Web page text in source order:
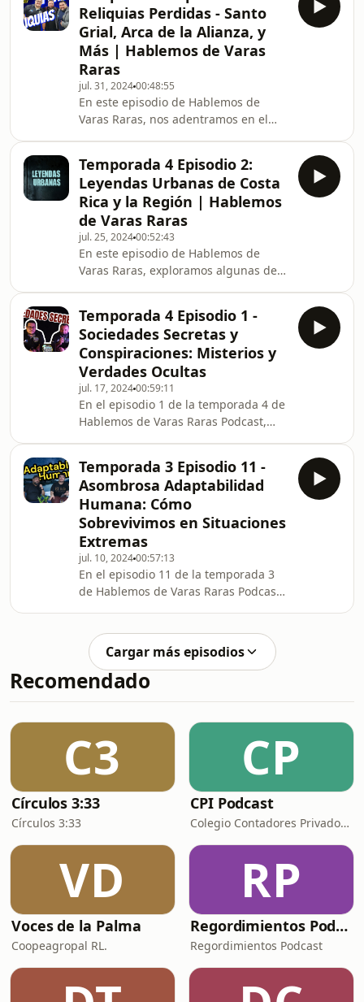
teorías, historias y la ciencia detrás de
esta fascinante idea. Únete a nosotros
para un viaje a través del tiempo y
descubre lo que podría ser posible.
¡No te lo pierdas! Suscríbete para más
contenido interesante.
Reliquias Perdidas - Santo
Grial, Arca de la Alianza, y
Más | Hablemos de Varas
Raras
jul. 31, 202400:48:55
En este episodio de Hablemos de
Varas Raras, nos adentramos en el
los secretos del Santo Grial, el Arca de
la Alianza, la Lanza del Destino y
muchas más. Acompáñanos en un
viaje fascinante a través de mitos y
leyendas. ¡No te lo pierdas! Suscríbete
y comparte tu opinión en los
comentarios
Temporada 4 Episodio 2:
Leyendas Urbanas de Costa
Rica y la Región | Hablemos
de Varas Raras
jul. 25, 202400:52:43
En este episodio de Hablemos de
Varas Raras, exploramos algunas de
historias de la llorona hasta mitos
locales, descubre los relatos que han
cautivado a generaciones.
¡Acompáñanos en este viaje a través
del folclore y la cultura popular! No
olvides suscribirte y dejar tu
comentario.
Temporada 4 Episodio 1 -
Sociedades Secretas y
Conspiraciones: Misterios y
Verdades Ocultas
jul. 17, 202400:59:11
En el episodio 1 de la temporada 4 de
Hablemos de Varas Raras Podcast,
las conspiraciones. Exploramos las
teorías más intrigantes, las
organizaciones misteriosas y los
secretos que han capturado la
imaginación de muchos.
¡Acompáñanos para desentrañar lo
oculto y descubrir qué se esconde
tras el velo de la conspiración!
Temporada 3 Episodio 11 -
Asombrosa Adaptabilidad
Humana: Cómo
Sobrevivimos en Situaciones
Extremas
jul. 10, 202400:57:13
En el episodio 11 de la temporada 3
de Hablemos de Varas Raras Podcast,
situaciones extremas. Descubre cómo
nuestro cuerpo y mente se ajustan a
desafíos extremos, desde desastres
naturales hasta condiciones
entender cómo la adaptabilidad
humana nos ayuda a sobrevivir y
prosperar en circunstan
Cargar más episodios
Recomendado
C3
Círculos 3:33
Círculos 3:33
CP
CPI Podcast
Colegio Contadores Privados de Costa Rica
VD
Voces de la Palma
Coopeagropal RL.
RP
Regordimientos Podcast
Regordimientos Podcast